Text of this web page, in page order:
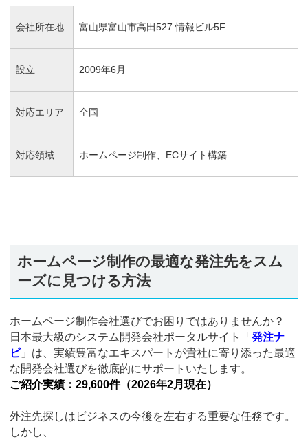
会社所在地 富山県富山市高田527 情報ビル5F
設立 2009年6月
対応エリア 全国
対応領域 ホームページ制作、ECサイト構築
ホームページ制作の最適な発注先をスム
ーズに見つける方法
ホームページ制作会社選びでお困りではありませんか？
日本最大級のシステム開発会社ポータルサイト「 発注ナ
ビ」は、実績豊富なエキスパートが貴社に寄り添った最適
な開発会社選びを徹底的にサポートいたします。
ご紹介実績：29,600件（2026年2月現在）
外注先探しはビジネスの今後を左右する重要な任務です。
しかし、